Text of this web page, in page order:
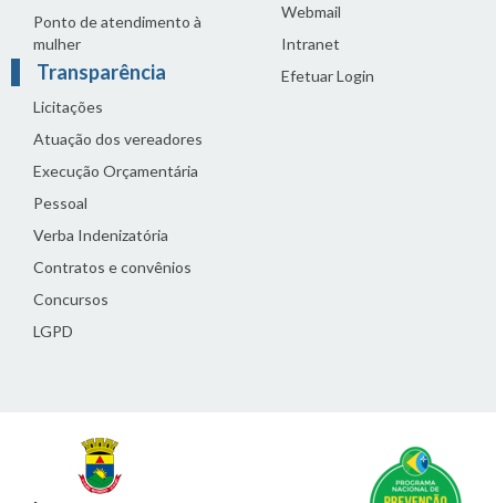
Ponto de atendimento à
mulher
Transparência
Licitações
Atuação dos vereadores
Execução Orçamentária
Pessoal
Verba Indenizatória
Contratos e convênios
Concursos
LGPD
Webmail
Intranet
Efetuar Login